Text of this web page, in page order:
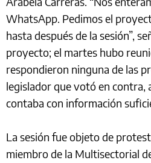
WhatsApp. Pedimos el
hasta después de la sesión”,
proyecto; el martes hubo
respondieron ninguna de las
legislador que votó en contra,
contaba con información
La sesión fue objeto de
miembro de la Multisectorial